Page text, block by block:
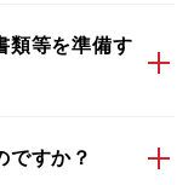
類等を準備す
ですか？